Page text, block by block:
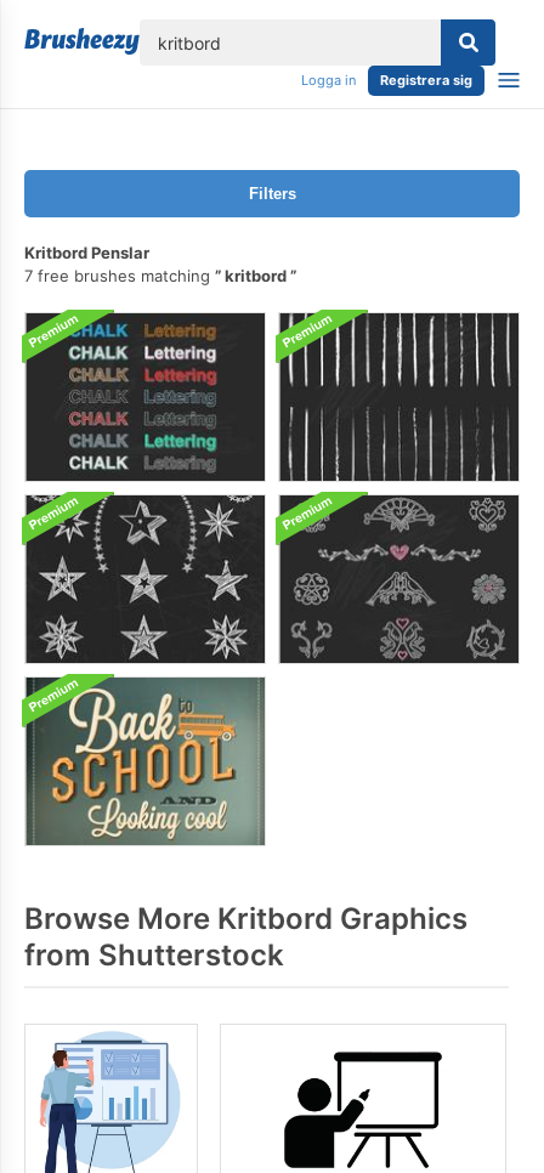
Logga in Registrera sig
Filters
Kritbord Penslar
7 free brushes matching
kritbord
Browse More Kritbord Graphics
from Shutterstock